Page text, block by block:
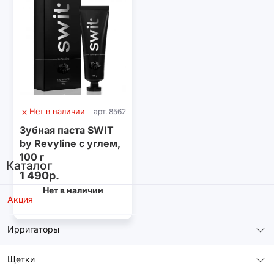
Каталог
Акция
Ирригаторы
Щетки
Нет в наличии арт. 8562
Зубная паста SWIT
by Revyline с углем,
100 г
1 490р.
Нет в наличии